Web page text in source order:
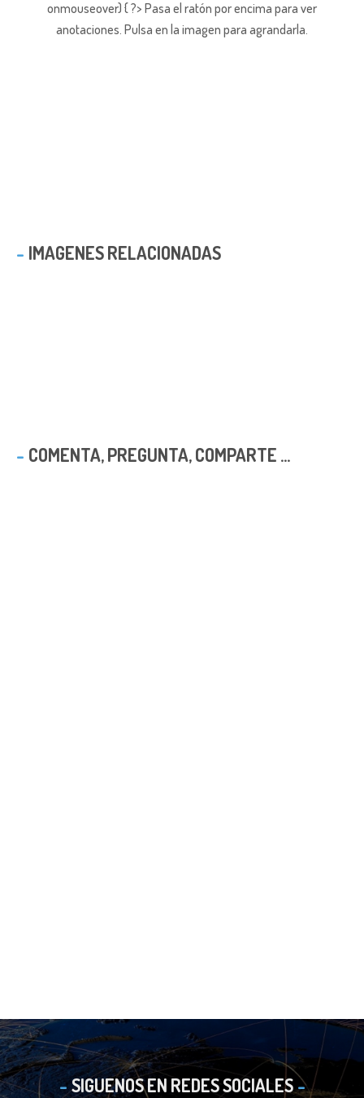
onmouseover) { ?> Pasa el ratón por encima para ver
anotaciones. Pulsa en la imagen para agrandarla.
IMAGENES RELACIONADAS
COMENTA, PREGUNTA, COMPARTE ...
SIGUENOS EN REDES SOCIALES